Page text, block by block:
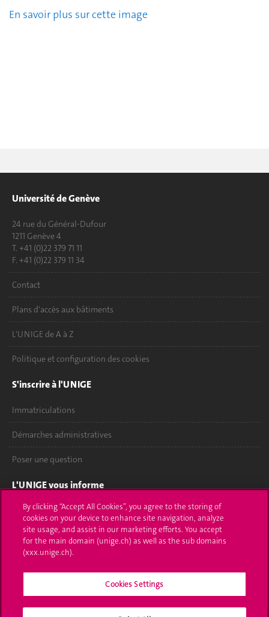
En savoir plus sur cette image
Université de Genève
24 rue du Général-Dufour
1211 Genève 4
T. +41 (0)22 379 71 11
F. +41 (0)22 379 11 34
Contact
Plans d'accès aux bâtiments
L'UNIGE de A à Z
Politique et configuration des cookies
S'inscrire à l'UNIGE
Immatriculations
Démarches administratives
Poser une question
L'UNIGE vous informe
UNIGE Mobile
Médias
Offres d'emploi
Calendrier académique
By clicking “Accept All Cookies”, you agree to the storing of
cookies on your device to enhance site navigation, analyze
site usage, and assist in our marketing efforts. You accept
for the main domain (unige.ch) as well as the sub domains
(xxx.unige.ch).
Cookies Settings